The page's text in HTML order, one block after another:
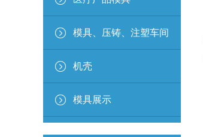
模具、压铸、注塑车间
机壳
模具展示